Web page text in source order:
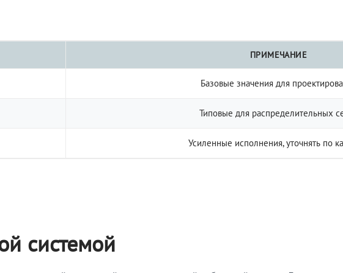
ПРИМЕЧАНИЕ
Базовые значения для
Типовые для распределительных
Усиленные исполнения, уточнять по
системой